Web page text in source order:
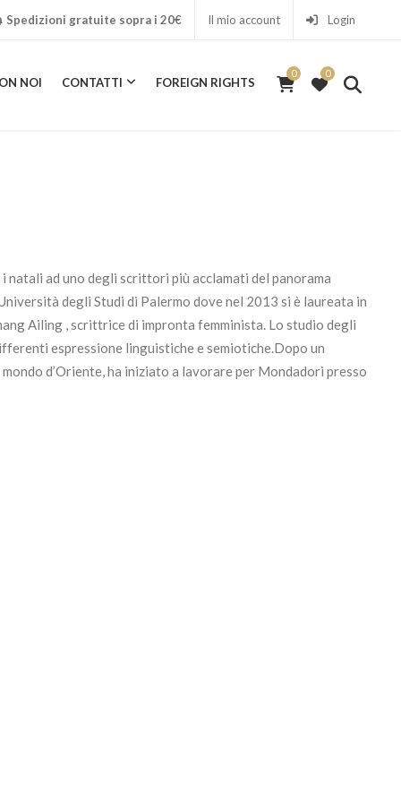
Spedizioni gratuite sopra i 20€ Il mio account Login
NOI CONTATTI FOREIGN RIGHTS
0
0
0
FOREIGN RIGHTS
natali ad uno degli scrittori più acclamati del panorama
degli Studi di Palermo dove nel 2013 si è laureata in
Ailing , scrittrice di impronta femminista. Lo studio degli
espressione linguistiche e semiotiche.Dopo un
d’Oriente, ha iniziato a lavorare per Mondadori presso